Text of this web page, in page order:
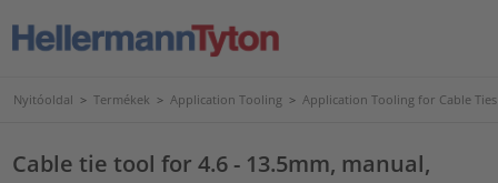
Nyitóoldal > Termékek > Application Tooling > Application Tooling for Cable Ties
Cable tie tool for 4.6 - 13.5mm, manual,